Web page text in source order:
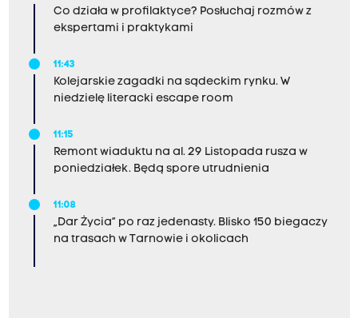
Co działa w profilaktyce? Posłuchaj rozmów z
ekspertami i praktykami
11:43
Kolejarskie zagadki na sądeckim rynku. W
niedzielę literacki escape room
11:15
Remont wiaduktu na al. 29 Listopada rusza w
poniedziałek. Będą spore utrudnienia
11:08
„Dar Życia” po raz jedenasty. Blisko 150 biegaczy
na trasach w Tarnowie i okolicach